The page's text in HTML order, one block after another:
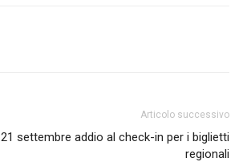
Articolo successivo
settembre addio al check-in per i biglietti
regionali